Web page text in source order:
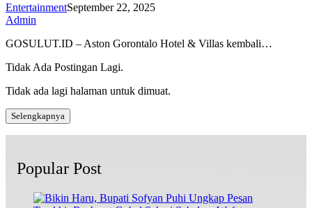
EntertainmentSeptember 22, 2025
Admin
GOSULUT.ID – Aston Gorontalo Hotel & Villas kembali…
Tidak Ada Postingan Lagi.
Tidak ada lagi halaman untuk dimuat.
Selengkapnya
Popular Post